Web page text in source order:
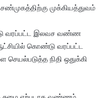
முக்கியத்துவம்
வரப்பட்ட இலவச வண்ண
கொண்டு வரப்பட்ட
நிதி ஒதுக்கி